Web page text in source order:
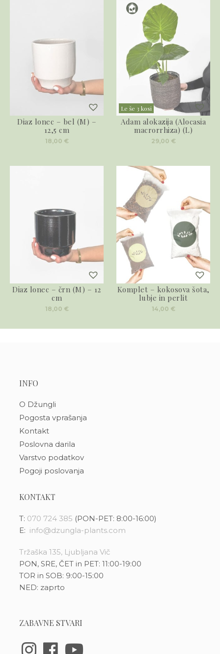
Diaz lonec – bel (M) –
12,5 cm
18,00 €
Le še 3 kosi
Adam alokazija (Alocasia
macrorrhiza) (L)
29,00 €
Diaz lonec – črn (M) – 12
cm
18,00 €
Komplet – kokosova šota,
lubje in perlit
14,00 €
INFO
O Džungli
Pogosta vprašanja
Kontakt
Poslovna darila
Varstvo podatkov
Pogoji poslovanja
KONTAKT
T: 070 724 385 (PON-PET: 8:00-16:00)
E: info@dzungla-plants.com
Tržaška 135, Ljubljana Vič
PON, SRE, ČET in PET: 11:00-19:00
TOR in SOB: 9:00-15:00
NED: zaprto
ZABAVNE STVARI